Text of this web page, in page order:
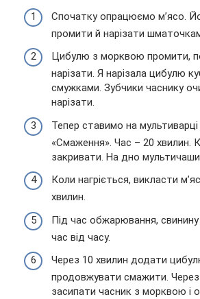
Спочатку опрацюємо м’ясо.
промити й нарізати
Цибулю з морквою промити,
нарізати. Я нарізала цибулю
смужками. Зубчики часнику
нарізати.
Тепер ставимо на
«Смаження». Час – 20 хвилин.
закривати. На дно
Коли нагріється, викласти
хвилин.
Під час обжарювання, свинину
час від часу.
Через 10 хвилин додати
продовжувати смажити. Через
засипати часник з морквою і